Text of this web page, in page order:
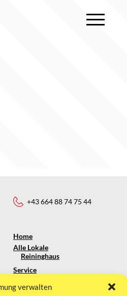
verwalten
+43 664 88 74 75 44
Home
Alle Lokale
Reininghaus
Service
Über uns